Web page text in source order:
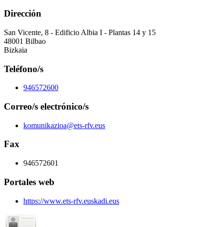
Dirección
San Vicente, 8 - Edificio Albia I - Plantas 14 y 15
48001 Bilbao
Bizkaia
Teléfono/s
946572600
Correo/s electrónico/s
komunikazioa@ets-rfv.eus
Fax
946572601
Portales web
https://www.ets-rfv.euskadi.eus